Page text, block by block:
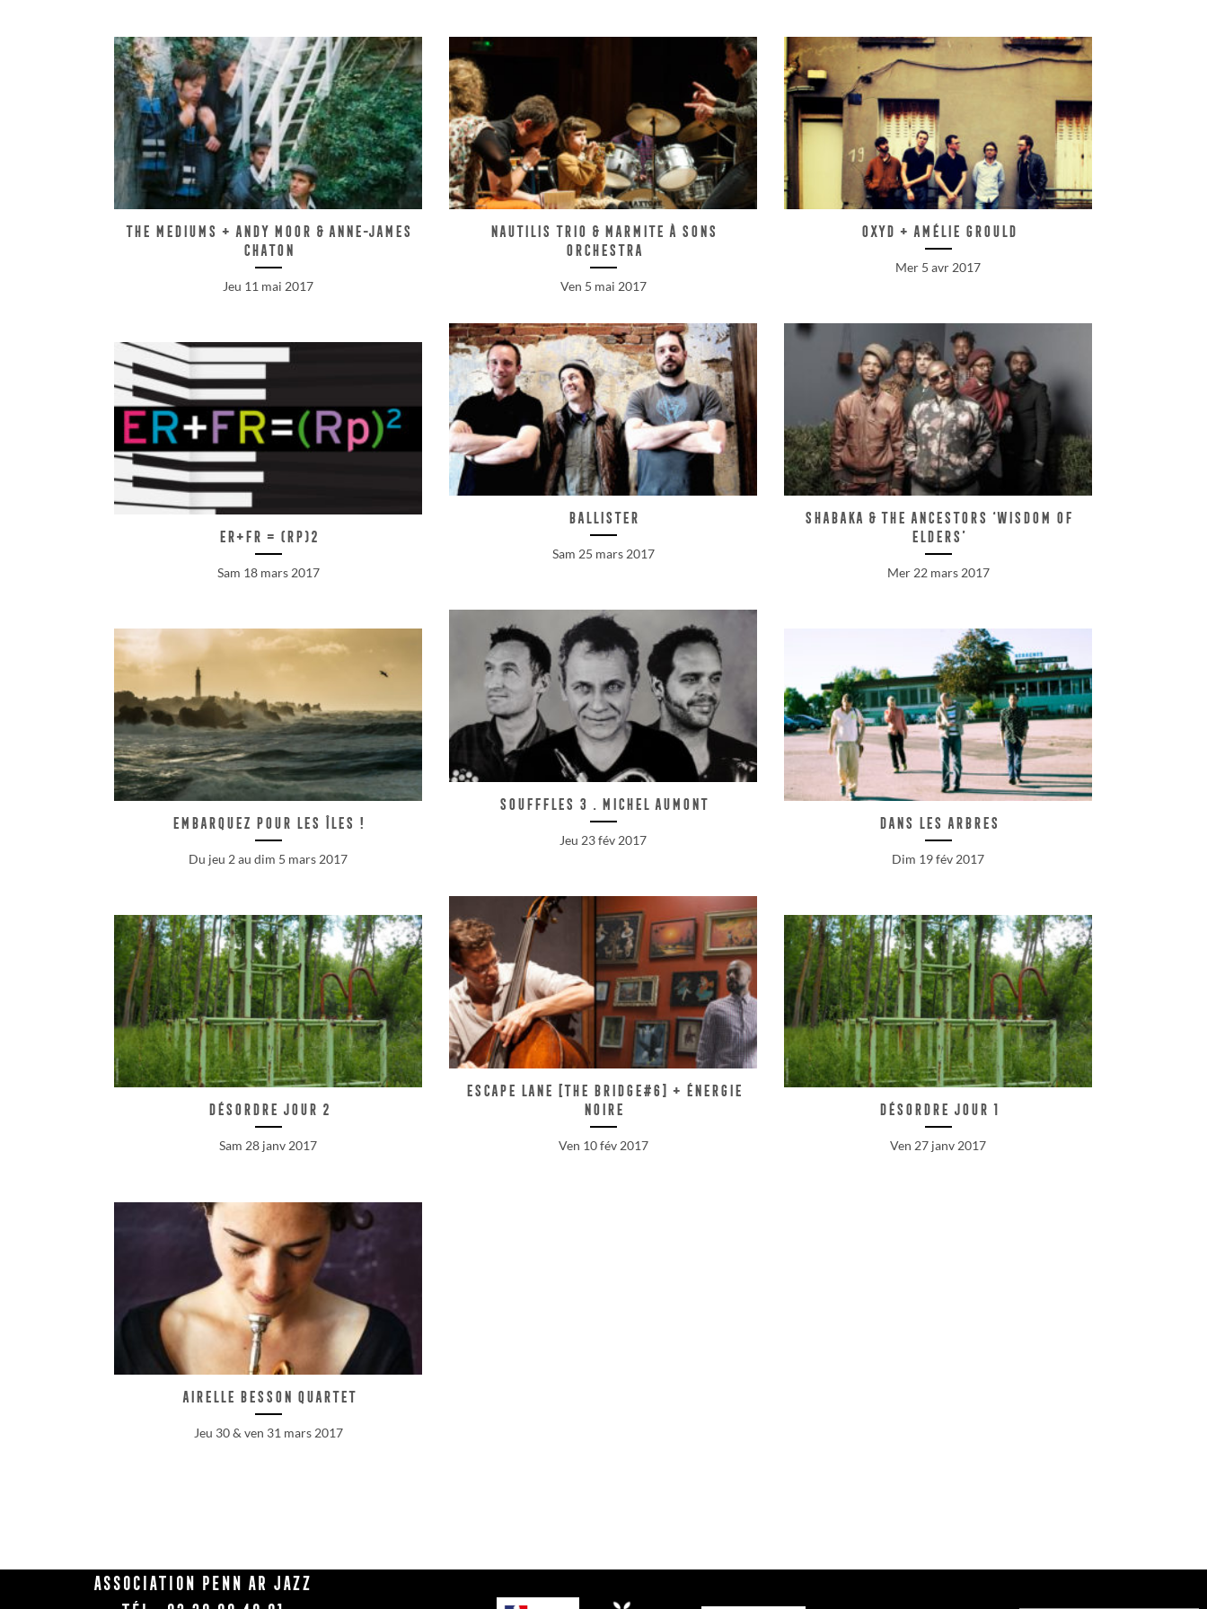
The Mediums + Andy Moor & Anne-James
Chaton
Jeu 11 mai 2017
Nautilis trio & Marmite à sons
Orchestra
Ven 5 mai 2017
Oxyd + Amélie Grould
Mer 5 avr 2017
Ballister
Sam 25 mars 2017
Shabaka & the Ancestors ‘Wisdom Of
Elders’
Mer 22 mars 2017
ER+FR = (Rp)2
Sam 18 mars 2017
Soufffles 3 . Michel Aumont
Jeu 23 fév 2017
Embarquez pour les îles !
Du jeu 2 au dim 5 mars 2017
Dans les arbres
Dim 19 fév 2017
Escape Lane [The Bridge#6] + Énergie
Noire
Ven 10 fév 2017
Désordre jour 2
Sam 28 janv 2017
Désordre jour 1
Ven 27 janv 2017
Airelle Besson quartet
Jeu 30 & ven 31 mars 2017
Association Penn Ar Jazz